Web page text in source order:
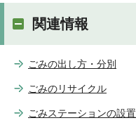
関連情報
ごみの出し方・分別
ごみのリサイクル
ごみステーションの設